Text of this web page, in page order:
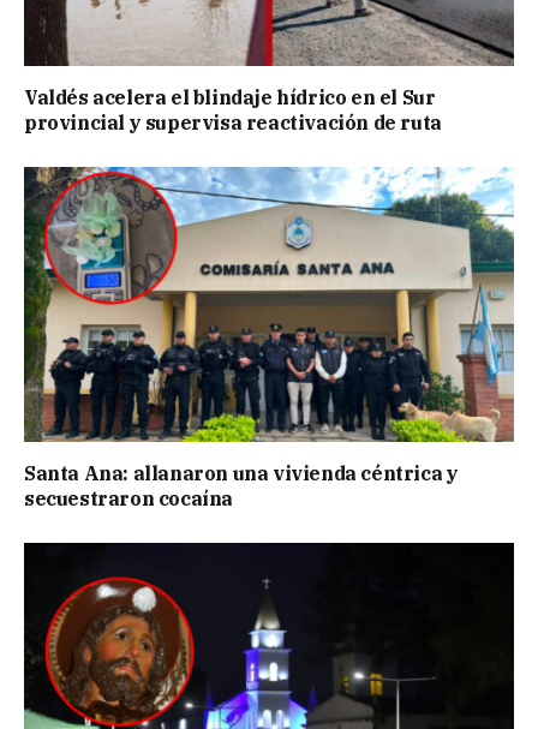
Valdés acelera el blindaje hídrico en el Sur
provincial y supervisa reactivación de ruta
Santa Ana: allanaron una vivienda céntrica y
secuestraron cocaína